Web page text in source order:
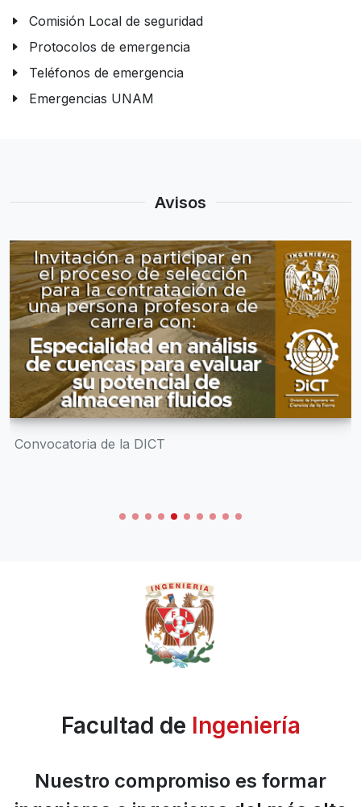
Comisión Local de seguridad
Protocolos de emergencia
Teléfonos de emergencia
Emergencias UNAM
Avisos
Listado de cursos
Facultad de Ingeniería
Nuestro compromiso es formar